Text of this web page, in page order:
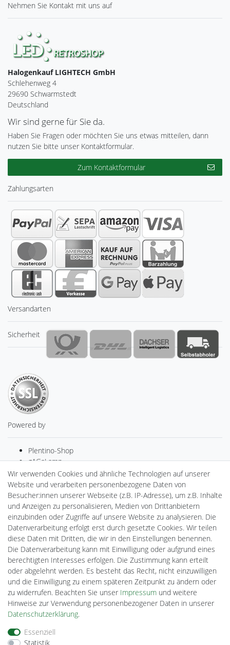
Nehmen Sie Kontakt mit uns auf
Halogenkauf LIGHTECH GmbH
Schlehenweg 4
29690 Schwarmstedt
Deutschland
Wir sind gerne für Sie da.
Haben Sie Fragen oder möchten Sie uns etwas mitteilen, dann
nutzen Sie bitte unser Kontaktformular.
Zum Kontaktformular
Zahlungsarten
Versandarten
Sicherheit
Powered by
Plentino-Shop
gAGaLamp
Drohnenstore24
MeinUSB
Batteriespeicher
PlentiSolar
Gebrauchtlicht
Ledkauf
DEYESOLAR
Lightech Connect
CardanLight Europe
FORTIMO LEDs
Cardanlight-Shop
Wallbox24
Impressum
Wir verwenden Cookies und ähnliche Technologien auf unserer
Website und verarbeiten personenbezogene Daten von
Besucher:innen unserer Webseite (z.B. IP-Adresse), um z.B. Inhalte
und Anzeigen zu personalisieren, Medien von Drittanbietern
einzubinden oder Zugriffe auf unsere Website zu analysieren. Die
Datenverarbeitung erfolgt erst durch gesetzte Cookies. Wir teilen
diese Daten mit Dritten, die wir in den Einstellungen benennen.
Die Datenverarbeitung kann mit Einwilligung oder aufgrund eines
berechtigten Interesses erfolgen. Die Zustimmung kann erteilt
oder abgelehnt werden. Es besteht das Recht, nicht einzuwilligen
und die Einwilligung zu einem späteren Zeitpunkt zu ändern oder
zu widerrufen. Beachten Sie unser Impressum und weitere
Hinweise zur Verwendung personenbezogener Daten in unserer
Daten­schutz­erklärung.
Essenziell
Statistik